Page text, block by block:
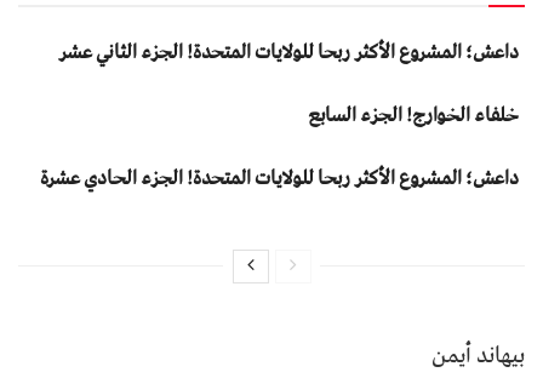
داعش؛ المشروع الأكثر ربحا للولايات المتحدة! الجزء الثاني عشر
خلفاء الخوارج! الجزء السابع
داعش؛ المشروع الأكثر ربحا للولايات المتحدة! الجزء الحادي عشرة
بيهاند أيمن